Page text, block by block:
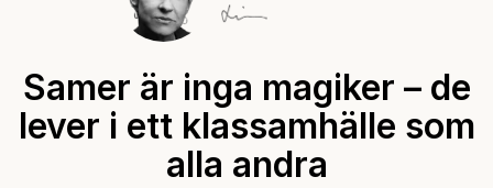
Samer är inga magiker – de
lever i ett klassamhälle som
alla andra